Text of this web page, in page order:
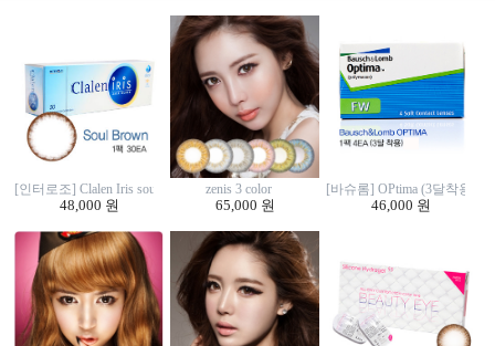
[인터로조] Clalen Iris soul brown (30EA)
48,000 원
zenis 3 color
65,000 원
[바슈롬] OPtima (3달착용
46,000 원